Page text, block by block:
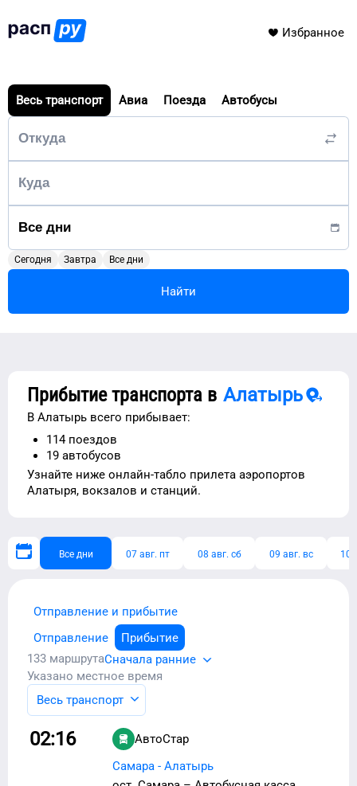
Избранное
Весь транспорт Авиа Поезда Автобусы
Сегодня Завтра Все дни
Найти
Прибытие транспорта в Алатырь
В Алатырь всего прибывает:
114 поездов
19 автобусов
Узнайте ниже онлайн-табло прилета аэропортов
Алатыря, вокзалов и станций.
Все дни 07 авг. пт 08 авг. сб 09 авг. вс 10
Отправление и прибытие
Отправление
Прибытие
133 маршрутаСначала ранние
Указано местное время
Весь транспорт
02:16
АвтоСтар
Самара - Алатырь